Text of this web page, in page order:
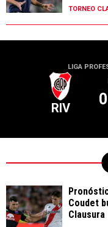
TORNEO
LIGA
RIV 0
Coudet
Clausura